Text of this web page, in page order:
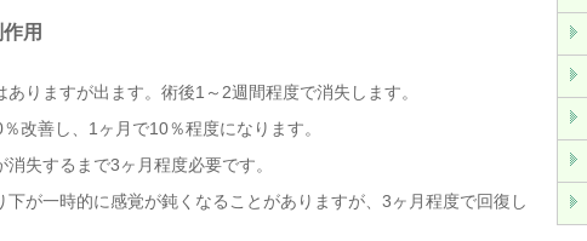
用
ありますが出ます。術後1～2週間程度で消失します。
改善し、1ヶ月で10％程度になります。
失するまで3ヶ月程度必要です。
下が一時的に感覚が鈍くなることがありますが、3ヶ月程度で回復し